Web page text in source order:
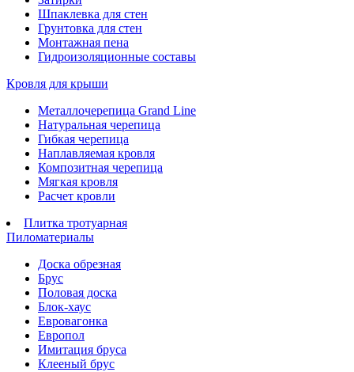
Шпаклевка для стен
Грунтовка для стен
Монтажная пена
Гидроизоляционные составы
Кровля для крыши
Металлочерепица Grand Line
Натуральная черепица
Гибкая черепица
Наплавляемая кровля
Композитная черепица
Мягкая кровля
Расчет кровли
Плитка тротуарная
Пиломатериалы
Доска обрезная
Брус
Половая доска
Блок-хаус
Евровагонка
Европол
Имитация бруса
Клееный брус